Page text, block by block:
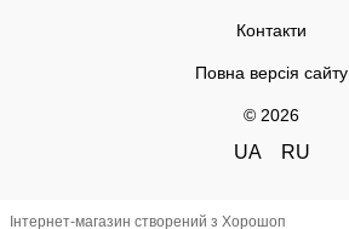
Контакти
Повна версія сайту
© 2026
UA RU
Інтернет-магазин створений з Хорошоп